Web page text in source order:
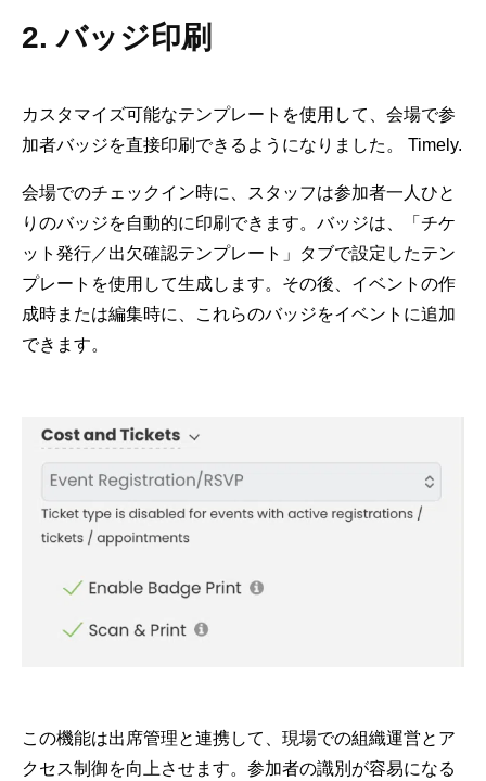
2. バッジ印刷
カスタマイズ可能なテンプレートを使用して、会場で参
加者バッジを直接印刷できるようになりました。 Timely.
会場でのチェックイン時に、スタッフは参加者一人ひと
りのバッジを自動的に印刷できます。バッジは、「チケ
ット発行／出欠確認テンプレート」タブで設定したテン
プレートを使用して生成します。その後、イベントの作
成時または編集時に、これらのバッジをイベントに追加
できます。
この機能は出席管理と連携して、現場での組織運営とア
クセス制御を向上させます。参加者の識別が容易になる